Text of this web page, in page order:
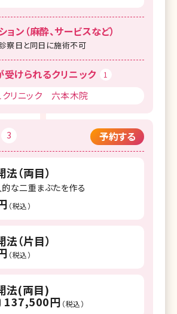
ョン（麻酔、サービスなど）
察日と同日に施術不可
受けられるクリニック 1
クリニック 六本木院
3 予約する
（両目）
な二重まぶたを作る
（税込）
（片目）
（税込）
法(両目)
137,500円 （税込）